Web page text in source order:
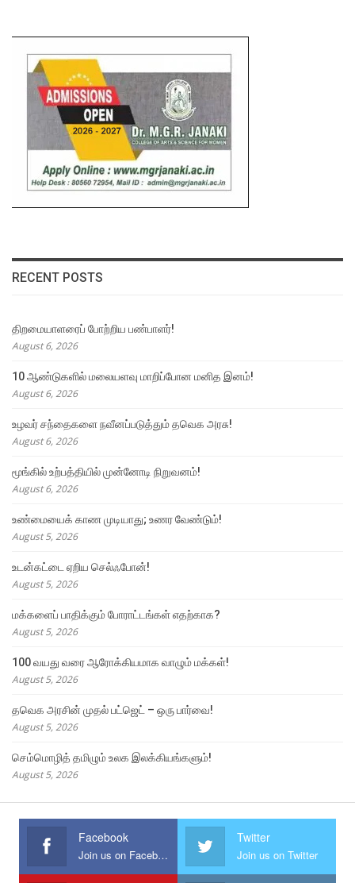
RECENT POSTS
திறமையாளரைப் போற்றிய பண்பாளர்!
August 6, 2026
10 ஆண்டுகளில் மலையளவு மாறிப்போன மனித இனம்!
August 6, 2026
உழவர் சந்தைகளை நவீனப்படுத்தும் தவெக அரசு!
August 6, 2026
மூங்கில் உற்பத்தியில் முன்னோடி நிறுவனம்!
August 6, 2026
உண்மையைக் காண முடியாது; உணர வேண்டும்!
August 5, 2026
உடன்கட்டை ஏறிய செல்ஃபோன்!
August 5, 2026
மக்களைப் பாதிக்கும் போராட்டங்கள் எதற்காக?
August 5, 2026
100 வயது வரை ஆரோக்கியமாக வாழும் மக்கள்!
August 5, 2026
தவெக அரசின் முதல் பட்ஜெட் – ஒரு பார்வை!
August 5, 2026
செம்மொழித் தமிழும் உலக இலக்கியங்களும்!
August 5, 2026
Facebook
Join us on Facebook
Twitter
Join us on Twitter